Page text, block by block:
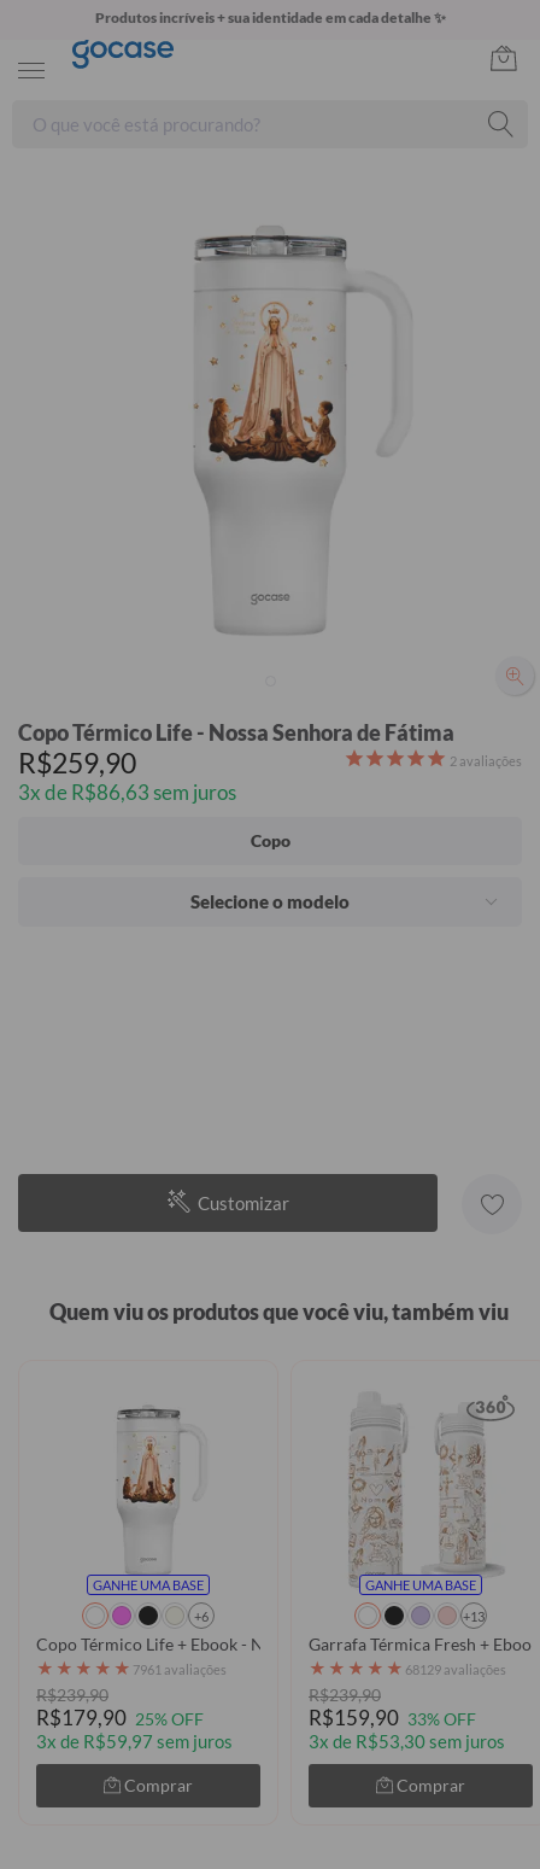
Produtos incríveis + sua identidade em cada detalhe ✨
Copo Térmico Life - Nossa Senhora de Fátima
R$259,90
3x de R$86,63 sem juros
2 avaliações
Copo
Selecione o modelo
Customizar
Quem viu os produtos que você viu, também viu
GANHE UMA BASE
+6
Copo Térmico Life + Ebook - Nossa Senhora de Fátima
★ ★ ★ ★ ★ 7961 avaliações
R$239,90
R$179,90 25% OFF
3x de R$59,97 sem juros
Comprar
GANHE UMA BASE
+13
Garrafa Térmica Fresh +
★ ★ ★ ★ ★ 68129 avaliações
R$239,90
R$159,90 33% OFF
3x de R$53,30 sem juros
Comprar